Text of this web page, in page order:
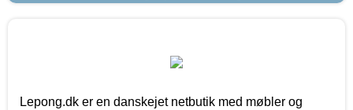
Lepong.dk er en danskejet netbutik med møbler og